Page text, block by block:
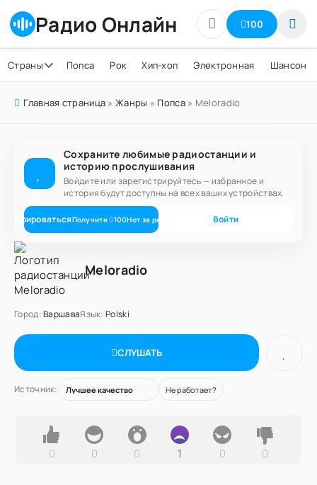
Радио Онлайн 100
Страны Попса Рок Хип-хоп Электронная Шансон
Главная страница »Жанры » Попса» Meloradio
Сохраните любимые радиостанции и
историю прослушивания
Войдите или зарегистрируйтесь — избранное и
история будут доступны на всех ваших устройствах.
Получите 100Нот за регистрацию Войти
Meloradio
Город:ВаршаваЯзык: Polski
СЛУШАТЬ
Источник: Не работает?
0 0 0 1 0 0